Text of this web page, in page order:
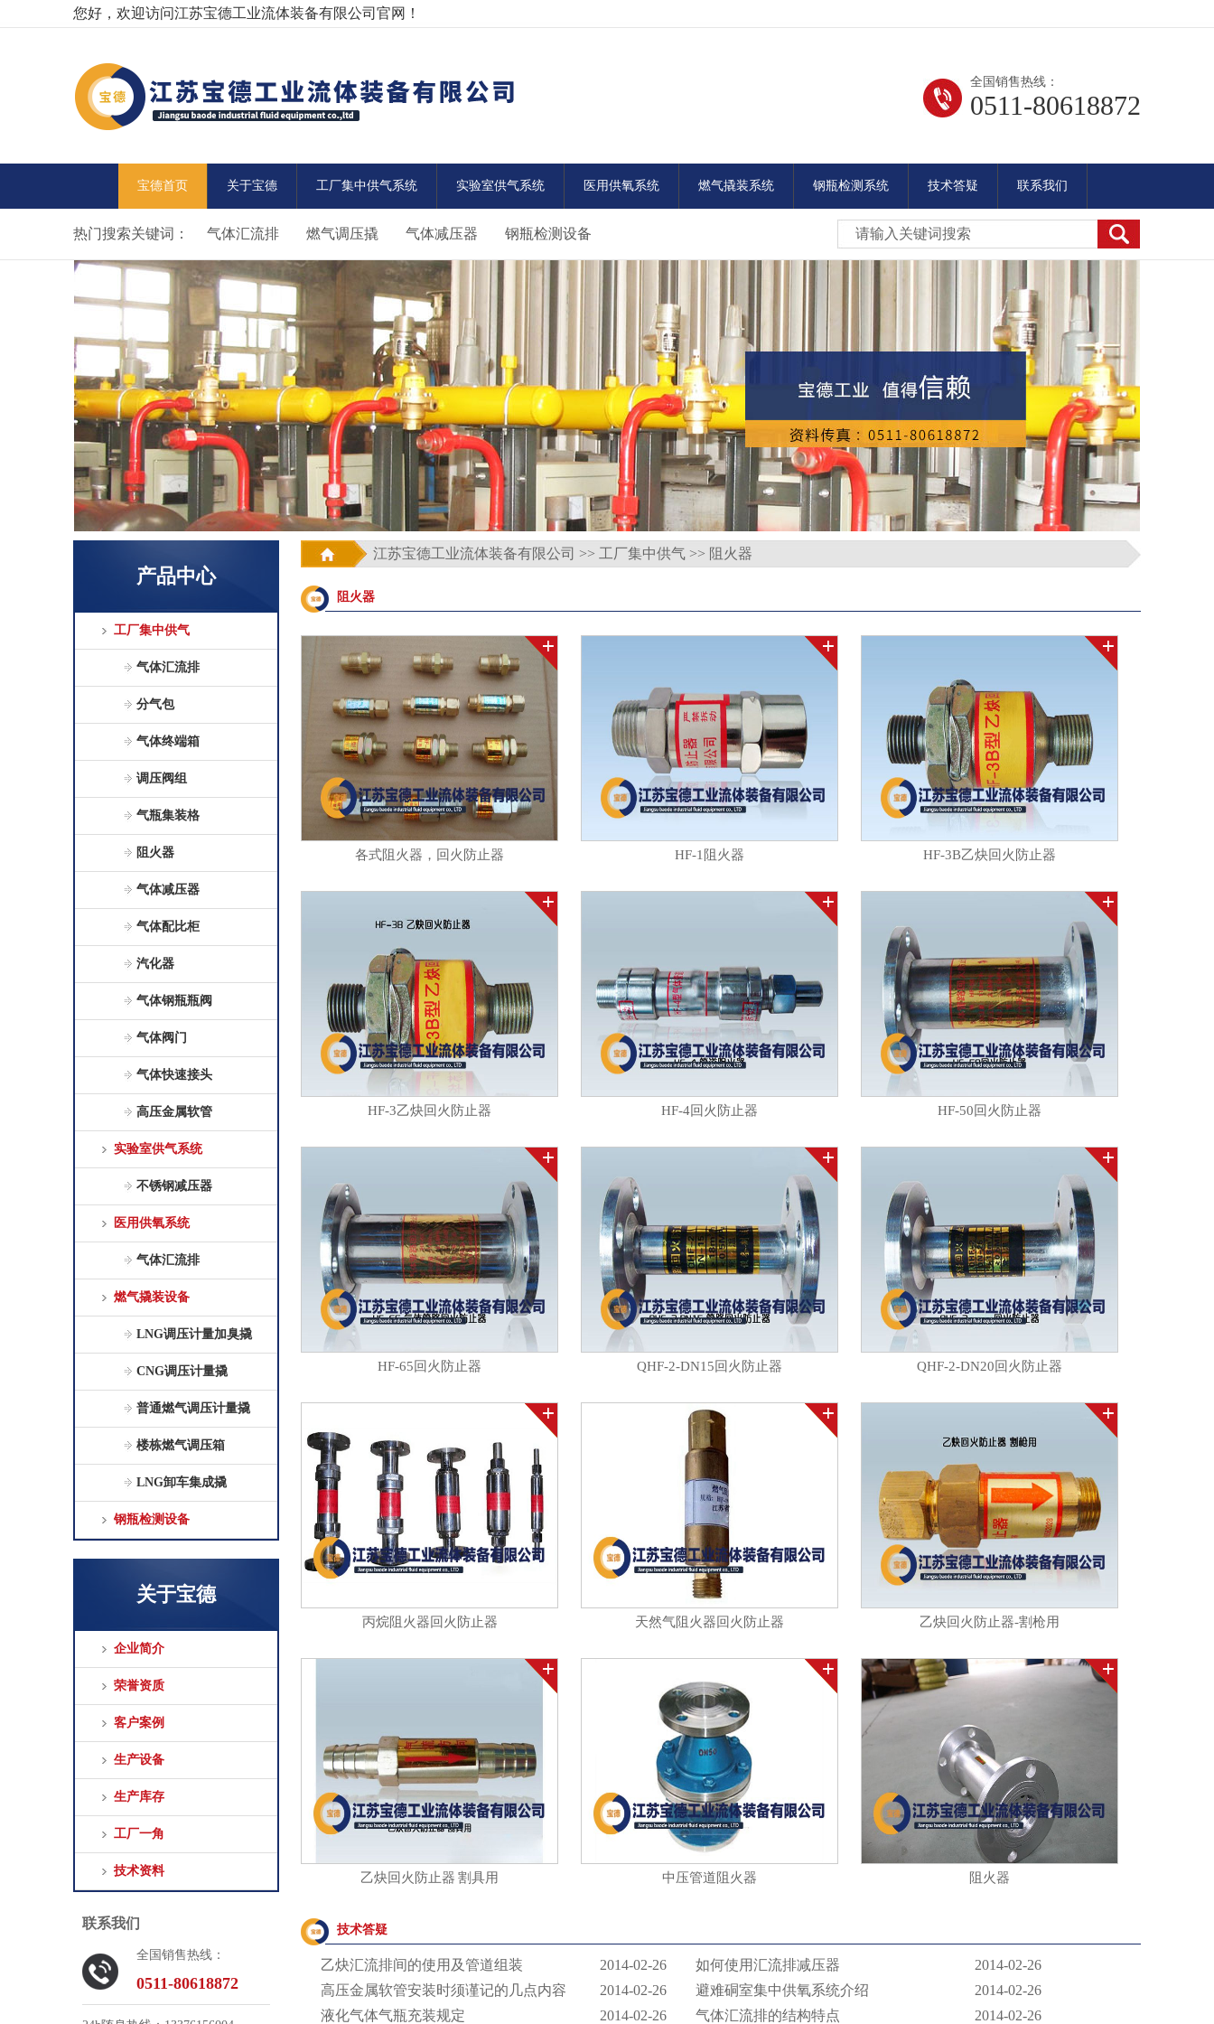
您好，欢迎访问江苏宝德工业流体装备有限公司官网！
全国销售热线：
0511-80618872
宝德首页 关于宝德 工厂集中供气系统 实验室供气系统 医用供氧系统 燃气撬装系统 钢瓶检测系统 技术答疑 联系我们
热门搜索关键词： 气体汇流排 燃气调压撬 气体减压器 钢瓶检测设备
产品中心
工厂集中供气
气体汇流排
分气包
气体终端箱
调压阀组
气瓶集装格
阻火器
气体减压器
气体配比柜
汽化器
气体钢瓶瓶阀
气体阀门
气体快速接头
高压金属软管
实验室供气系统
不锈钢减压器
医用供氧系统
气体汇流排
燃气撬装设备
LNG调压计量加臭撬
CNG调压计量撬
普通燃气调压计量撬
楼栋燃气调压箱
LNG卸车集成撬
钢瓶检测设备
关于宝德
企业简介
荣誉资质
客户案例
生产设备
生产库存
工厂一角
技术资料
联系我们
全国销售热线：
0511-80618872
江苏宝德工业流体装备有限公司 >> 工厂集中供气 >> 阻火器
阻火器
各式阻火器，回火防止器 HF-1阻火器 HF-3B乙炔回火防止器
HF-3乙炔回火防止器 HF-4回火防止器 HF-50回火防止器
HF-65回火防止器 QHF-2-DN15回火防止器 QHF-2-DN20回火防止器
丙烷阻火器回火防止器 天然气阻火器回火防止器 乙炔回火防止器-割枪用
乙炔回火防止器 割具用 中压管道阻火器 阻火器
技术答疑
2014-02-26
乙炔汇流排间的使用及管道组装 2014-02-26
如何使用汇流排减压器
2014-02-26
高压金属软管安装时须谨记的几点内容 2014-02-26
避难硐室集中供氧系统介绍
2014-02-26
液化气体气瓶充装规定 2014-02-26
气体汇流排的结构特点